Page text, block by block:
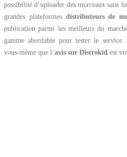
possibilité d’uploader des morceaux sans
grandes plateformes distributeurs de
publication parmi les meilleurs du
gamme abordable pour tester le
vous-même que l’avis sur Distrokid est